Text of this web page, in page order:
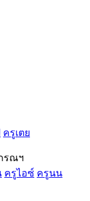
ครูเตย
รณฯ
ครูไอซ์ ครูนน